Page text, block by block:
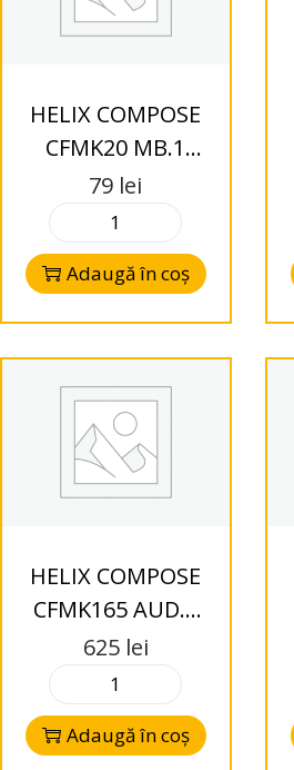
HELIX COMPOSE
CFMK20 MB.1
inele adaptoare
79 lei
Adaugă în coș
HELIX COMPOSE
CFMK165 AUD.1
Inele adaptoare
pentru Audi
625 lei
Adaugă în coș